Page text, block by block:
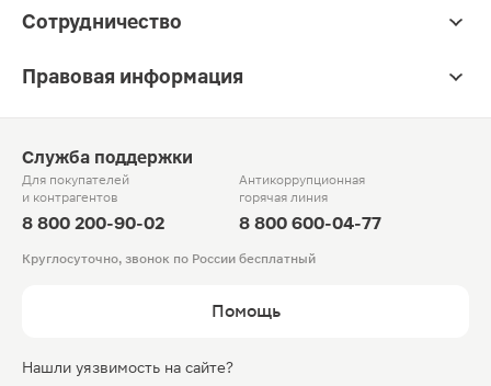
Сотрудничество
Правовая информация
Служба поддержки
Для покупателей
и контрагентов
8 800 200-90-02
Антикоррупционная
горячая линия
8 800 600-04-77
Круглосуточно, звонок по России бесплатный
Помощь
Нашли уязвимость на сайте?